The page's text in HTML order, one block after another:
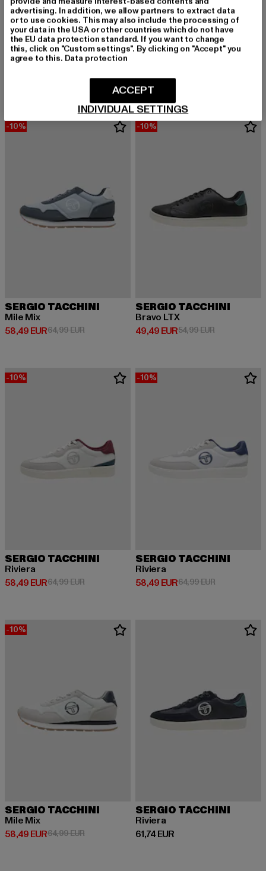
SERGIO TACCHINI
Anzio
Derzeitiger Preis: 24,99 EUR
SERGIO TACCHINI
52,24 EUR
Derzeitiger Preis: 52,24 EUR
-10%
SERGIO TACCHINI
Mile Mix
58,49 EUR
Derzeitiger Preis: 58,49 EUR
64,99 EURAktionspreis: 64,99 EUR
-10%
SERGIO TACCHINI
Bravo LTX
49,49 EUR
Derzeitiger Preis: 49,49 EUR
54,99 EURAktionspreis:
-10%
SERGIO TACCHINI
Riviera
58,49 EUR
Derzeitiger Preis: 58,49 EUR
64,99 EURAktionspreis: 64,99 EUR
-10%
SERGIO TACCHINI
Riviera
58,49 EUR
Derzeitiger Preis: 58,49 EUR
64,99 EURAktionspreis:
-10%
SERGIO TACCHINI
Mile Mix
58,49 EUR
Derzeitiger Preis: 58,49 EUR
64,99 EURAktionspreis: 64,99 EUR
SERGIO TACCHINI
Riviera
61,74 EUR
Derzeitiger Preis: 61,74 EUR
advertising. In addition, we allow partners to extract data
or to use cookies. This may also include the processing of
your data in the USA or other countries which do not have
the EU data protection standard. If you want to change
this, click on "Custom settings". By clicking on "Accept" you
agree to this. Data protection
INDIVIDUAL SETTINGS
ACCEPT